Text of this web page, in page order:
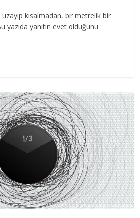
kısalmadan, bir metrelik bir
yazıda yanıtın evet olduğunu